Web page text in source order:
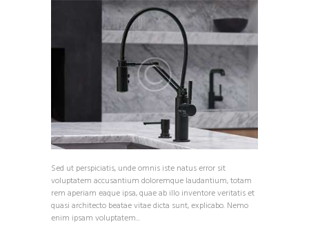
Sed ut perspiciatis, unde omnis iste natus error sit
voluptatem accusantium doloremque laudantium, totam
rem aperiam eaque ipsa, quae ab illo inventore veritatis et
quasi architecto beatae vitae dicta sunt, explicabo. Nemo
enim ipsam voluptatem...